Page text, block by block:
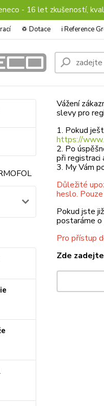
- 16 let zkušeností,
♽ Dotace ℹ︎ Reference
Vážení
slevy pro
1. Pokud
https://
2. Po
při registraci
3. My Vám
Důležité
heslo.
Pokud jste
postaráme o
Pro přístup
Zde